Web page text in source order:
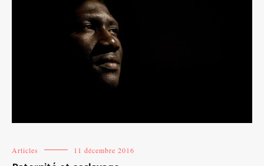
Articles 11 décembre 2016